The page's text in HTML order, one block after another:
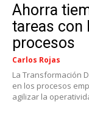
Ahorra
tareas con
procesos
Carlos Rojas
La Transformación
en los procesos
agilizar la